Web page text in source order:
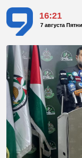
16:21
7 августа